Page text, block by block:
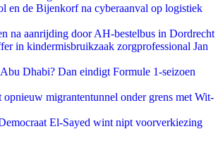
en de Bijenkorf na cyberaanval op logistiek
na aanrijding door AH-bestelbus in Dordrecht
in kindermisbruikzaak zorgprofessional Jan
Dhabi? Dan eindigt Formule 1-seizoen
migrantentunnel onder grens met Wit-
El-Sayed wint nipt voorverkiezing